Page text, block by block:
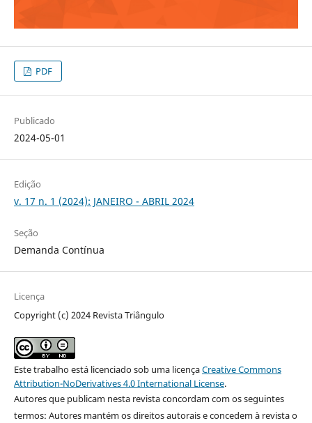
PDF
Publicado
2024-05-01
Edição
v. 17 n. 1 (2024): JANEIRO - ABRIL 2024
Seção
Demanda Contínua
Licença
Copyright (c) 2024 Revista Triângulo
Este trabalho está licenciado sob uma licençaCreative Commons
Attribution-NoDerivatives 4.0 International License.
Autores que publicam nesta revista concordam com os seguintes
termos: Autores mantém os direitos autorais e concedem à revista o